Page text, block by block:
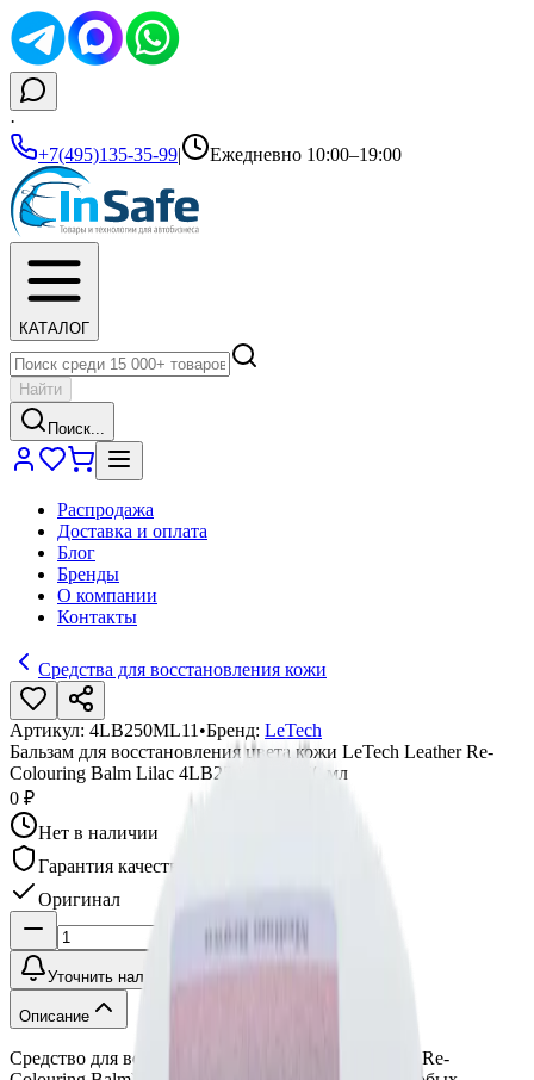
·
+7(495)135-35-99| Ежедневно 10:00–19:00
КАТАЛОГ
Найти
Поиск...
Распродажа
Доставка и оплата
Блог
Бренды
О компании
Контакты
Средства для восстановления кожи
Артикул: 4LB250ML11 •Бренд: LeTech
Бальзам для восстановления цвета кожи LeTech Leather Re-
Colouring Balm Lilac 4LB250ML11 250 мл
0 ₽
Нет в наличии
Гарантия качества
Оригинал
Уточнить наличие
Описание
Средство для восстановления цвета кожи (Leather Re-